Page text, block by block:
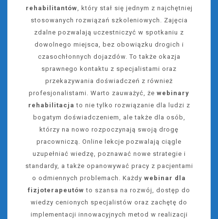
rehabilitantów , który stał się jednym z najchętniej
stosowanych rozwiązań szkoleniowych. Zajęcia
zdalne pozwalają uczestniczyć w spotkaniu z
dowolnego miejsca, bez obowiązku drogich i
czasochłonnych dojazdów. To także okazja
sprawnego kontaktu z specjalistami oraz
przekazywania doświadczeń z również
profesjonalistami. Warto zauważyć, że webinary
rehabilitacja to nie tylko rozwiązanie dla ludzi z
bogatym doświadczeniem, ale także dla osób,
którzy na nowo rozpoczynają swoją drogę
pracowniczą. Online lekcje pozwalają ciągle
uzupełniać wiedzę, poznawać nowe strategie i
standardy, a także opanowywać pracy z pacjentami
o odmiennych problemach. Każdy webinar dla
fizjoterapeutów to szansa na rozwój, dostęp do
wiedzy cenionych specjalistów oraz zachętę do
implementacji innowacyjnych metod w realizacji